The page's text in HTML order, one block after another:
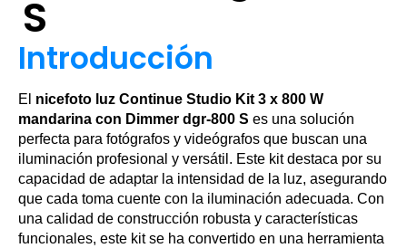
S
Introducción
El nicefoto luz Continue Studio Kit 3 x 800 W
mandarina con Dimmer dgr-800 S es una solución
perfecta para fotógrafos y videógrafos que buscan una
iluminación profesional y versátil. Este kit destaca por su
capacidad de adaptar la intensidad de la luz, asegurando
que cada toma cuente con la iluminación adecuada. Con
una calidad de construcción robusta y características
funcionales, este kit se ha convertido en una herramienta